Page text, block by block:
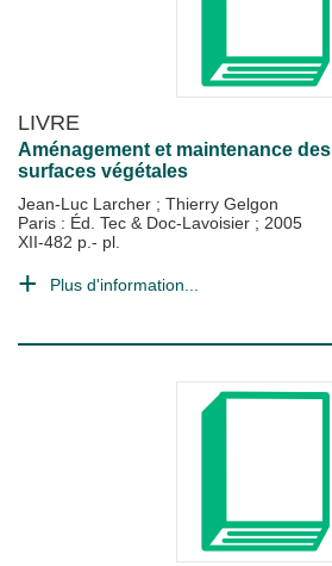
LIVRE
Aménagement et maintenance des
surfaces végétales
Jean-Luc Larcher ; Thierry Gelgon
Paris : Éd. Tec & Doc-Lavoisier ; 2005
XII-482 p.- pl.
Plus d'information...